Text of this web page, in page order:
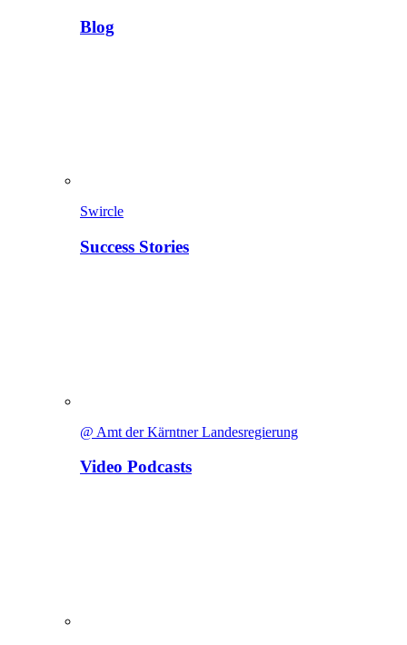
Blog
Swircle
Success Stories
@ Amt der Kärntner Landesregierung
Video Podcasts